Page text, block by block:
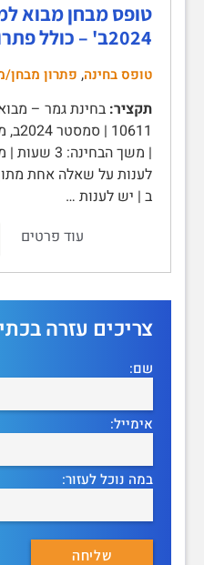
טופס מבחן מבוא
2024ב' – כולל פתרון!
טופס בחינה, פתרון מבחן/
תקציר: בחינת גמר –
| משך
ב | יש לענות …
עוד פרטים
צריכים עזרה
שם:
אימייל:
במה נוכל לעזור: